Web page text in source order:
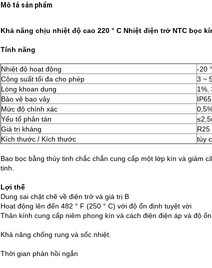
Mô tả sản phẩm
Khả năng chịu nhiệt độ cao 220 ° C Nhiệt điện trở NTC bọc
Tính năng
Nhiệt độ hoạt động
-20
Công suất tối đa cho phép
3 ~
Lòng khoan dung
1%,
Bảo vệ bao vây
IP65
Mức độ chính xác
Yếu tố phân tán
Giá trị kháng
R25
Kích thước / Kích thước
tùy
Bao bọc bằng thủy tinh chắc chắn cung cấp một lớp kín và giảm
tinh.
Lợi thế
Dung sai chặt chẽ về điện trở và giá trị B
Hoạt động lên đến 482 ° F (250 ° C) với độ ổn định tuyệt vời
Thân kính cung cấp niêm phong kín và cách điện điện áp và độ
Khả năng chống rung và sốc nhiệt.
Thời gian phản hồi ngắn